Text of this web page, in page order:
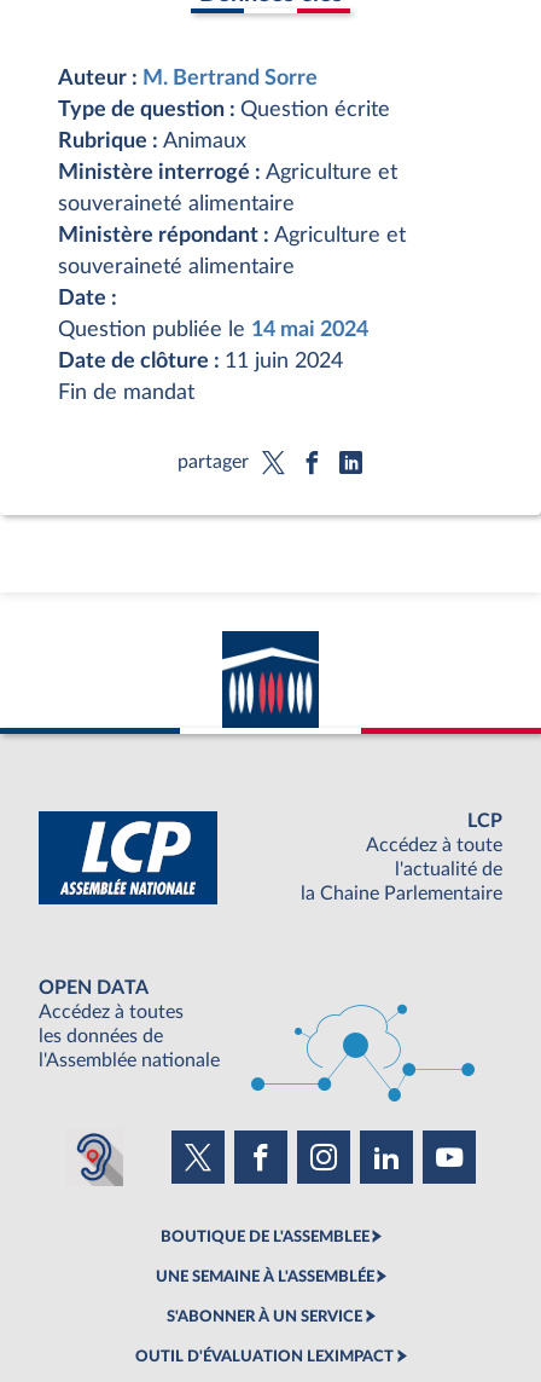
Auteur : M. Bertrand Sorre
Type de question : Question écrite
Rubrique : Animaux
Ministère interrogé : Agriculture et
souveraineté alimentaire
Ministère répondant : Agriculture et
souveraineté alimentaire
Date :
Question publiée le 14 mai 2024
Date de clôture : 11 juin 2024
Fin de mandat
partager
LCP
Accédez à toute
l'actualité de
la Chaine Parlementaire
OPEN DATA
Accédez à toutes
les données de
l'Assemblée nationale
BOUTIQUE DE L'ASSEMBLEE
UNE SEMAINE À L'ASSEMBLÉE
S'ABONNER À UN SERVICE
OUTIL D'ÉVALUATION LEXIMPACT